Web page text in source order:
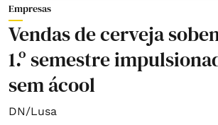
Empresas
Vendas de cerveja
1.º semestre
sem ácool
DN/Lusa